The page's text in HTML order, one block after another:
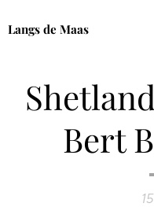
Langs de Maas
Bert